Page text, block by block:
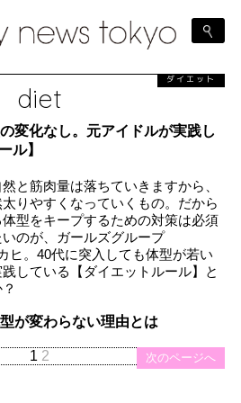
diet
ダイエット
変化なし。元アイドルが実践し
ル】
と筋肉量は落ちていきますから、
りやすくなっていくもの。だから
型をキープするための対策は必須
のが、ガールズグループ
ヒ。40代に突入しても体型が若い
している【ダイエットルール】と
が変わらない理由とは
次のページへ
1 2